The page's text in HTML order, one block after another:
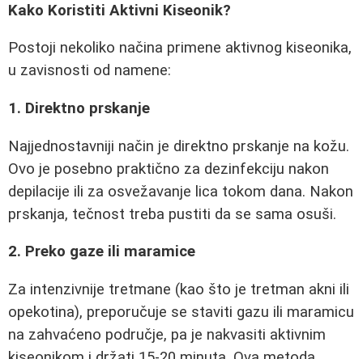
Kako Koristiti Aktivni Kiseonik?
Postoji nekoliko načina primene aktivnog kiseonika,
u zavisnosti od namene:
1. Direktno prskanje
Najjednostavniji način je direktno prskanje na kožu.
Ovo je posebno praktično za dezinfekciju nakon
depilacije ili za osvežavanje lica tokom dana. Nakon
prskanja, tečnost treba pustiti da se sama osuši.
2. Preko gaze ili maramice
Za intenzivnije tretmane (kao što je tretman akni ili
opekotina), preporučuje se staviti gazu ili maramicu
na zahvaćeno područje, pa je nakvasiti aktivnim